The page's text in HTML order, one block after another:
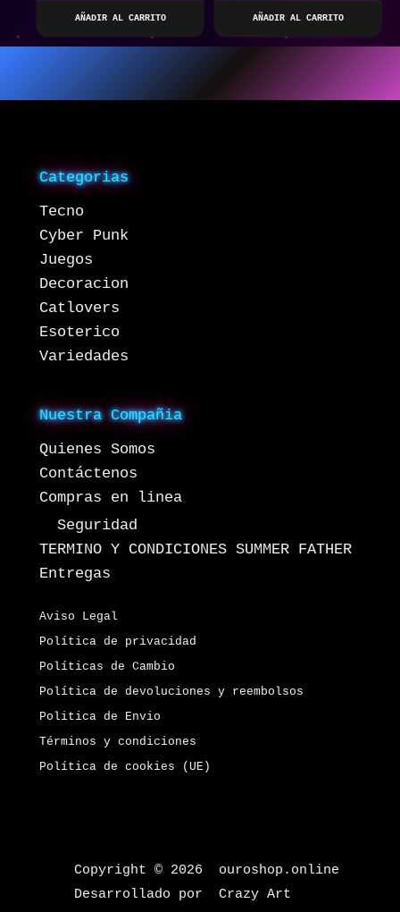
AÑADIR AL CARRITO AÑADIR AL CARRITO
Categorias
Tecno
Cyber Punk
Juegos
Decoracion
Catlovers
Esoterico
Variedades
Nuestra Compañia
Quienes Somos
Contáctenos
Compras en linea
Seguridad
TERMINO Y CONDICIONES SUMMER FATHER
Entregas
Aviso Legal
Política de privacidad
Políticas de Cambio
Política de devoluciones y reembolsos
Politica de Envio
Términos y condiciones
Política de cookies (UE)
Copyright © 2026 ouroshop.online
Desarrollado por Crazy Art